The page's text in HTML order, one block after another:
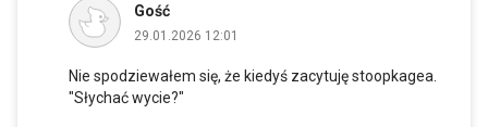
Gość
29.01.2026 12:01
Nie spodziewałem się, że kiedyś zacytuję stoopkagea.
"Słychać wycie?"